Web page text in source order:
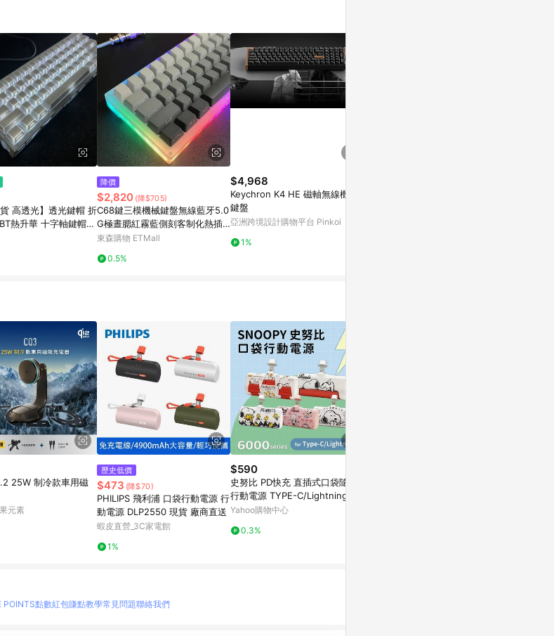
貨 高透光】透光鍵帽 折
熱升華 十字軸鍵帽
機械鍵帽 僅鍵帽 非鍵
降價
$2,820 (降$705)
C68鍵三模機械鍵盤無線藍牙5.0
G極晝腮紅霧藍側刻客制化熱插
拔MAC
東森購物 ETMall
0.5%
$4,968
Keychron K4 HE 磁軸無線機械
鍵盤
亞洲跨境設計購物平台 Pinkoi
1%
25W 制冷款車用磁
元素
歷史低價
$473 (降$70)
PHILIPS 飛利浦 口袋行動電源 行
動電源 DLP2550 現貨 廠商直送
蝦皮直營_3C家電館
1%
$590
史努比 PD快充 直插式口袋隨身
行動電源 TYPE-C/Lightning 60
00series
Yahoo購物中心
0.3%
POINTS點數紅包賺點教學常見問題聯絡我們